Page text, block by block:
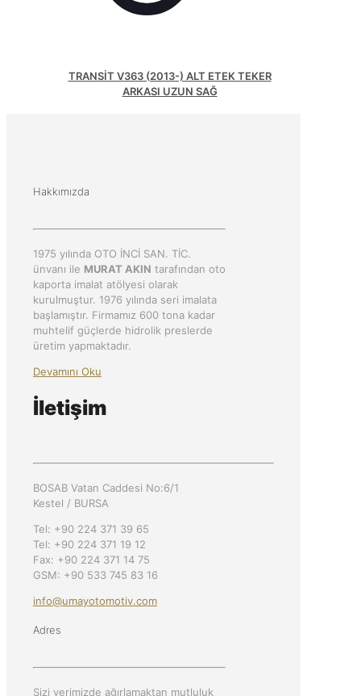
TRANSİT V363 (2013-) ALT ETEK TEKER
ARKASI UZUN SAĞ
Hakkımızda
1975 yılında OTO İNCİ SAN. TİC.
ünvanı ile MURAT AKIN tarafından oto
kaporta imalat atölyesi olarak
kurulmuştur. 1976 yılında seri imalata
başlamıştır. Firmamız 600 tona kadar
muhtelif güçlerde hidrolik preslerde
üretim yapmaktadır.
Devamını Oku
İletişim
BOSAB Vatan Caddesi No:6/1
Kestel / BURSA
Tel: +90 224 371 39 65
Tel: +90 224 371 19 12
Fax: +90 224 371 14 75
GSM: +90 533 745 83 16
info@umayotomotiv.com
Adres
Sizi yerimizde ağırlamaktan mutluluk